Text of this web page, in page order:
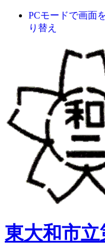
PCモードで画面
り替え
東大和市